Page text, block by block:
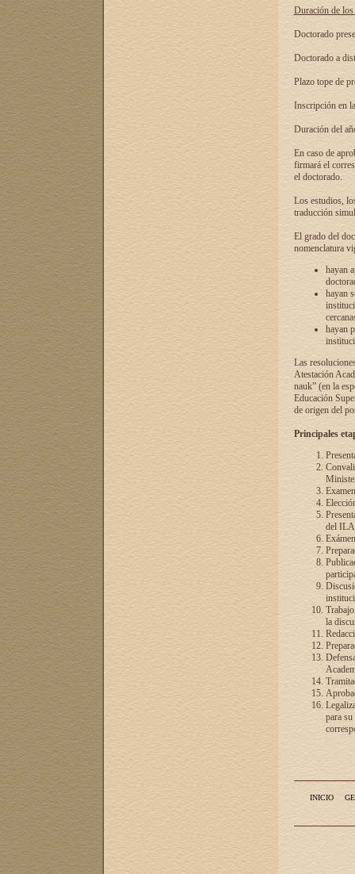
Duración de
Doctorado
Doctorado a
Plazo tope de
Inscripción en
Duración del
En caso de
firmará el
el doctorado.
Los estudios,
traducción
El grado del
nomenclatura
hayan
hayan
hayan
Las
Atestación
nauk” (en la
Educación
de origen del
Principales
del
la
para
INICIO